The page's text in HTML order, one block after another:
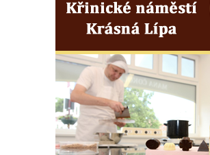
Schneiderův kříž před domem čp. 55 v
Mikulášovicích
Kříž na Kostelní stezce v Mikulášovicích
Maazův kříž na Kostelní stezce v
Mikulášovicích
Boží muka na Kostelní stezce v
Mikulášovicích
Franzeho kříž u domu čp. 356 v